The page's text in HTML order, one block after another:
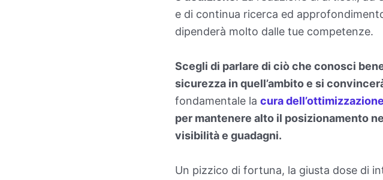
e di continua ricerca ed
dipenderà molto dalle tue competenze.
Scegli di parlare di ciò che conosci
sicurezza in quell’ambito e si
fondamentale la cura
per mantenere alto il posizionamento
visibilità e guadagni.
Un pizzico di fortuna, la giusta dose di